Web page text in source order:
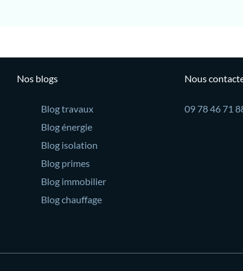
Nos blogs
Blog travaux
Blog énergie
Blog isolation
Blog primes
Blog immobilier
Blog chauffage
Nous
09 78 46 71